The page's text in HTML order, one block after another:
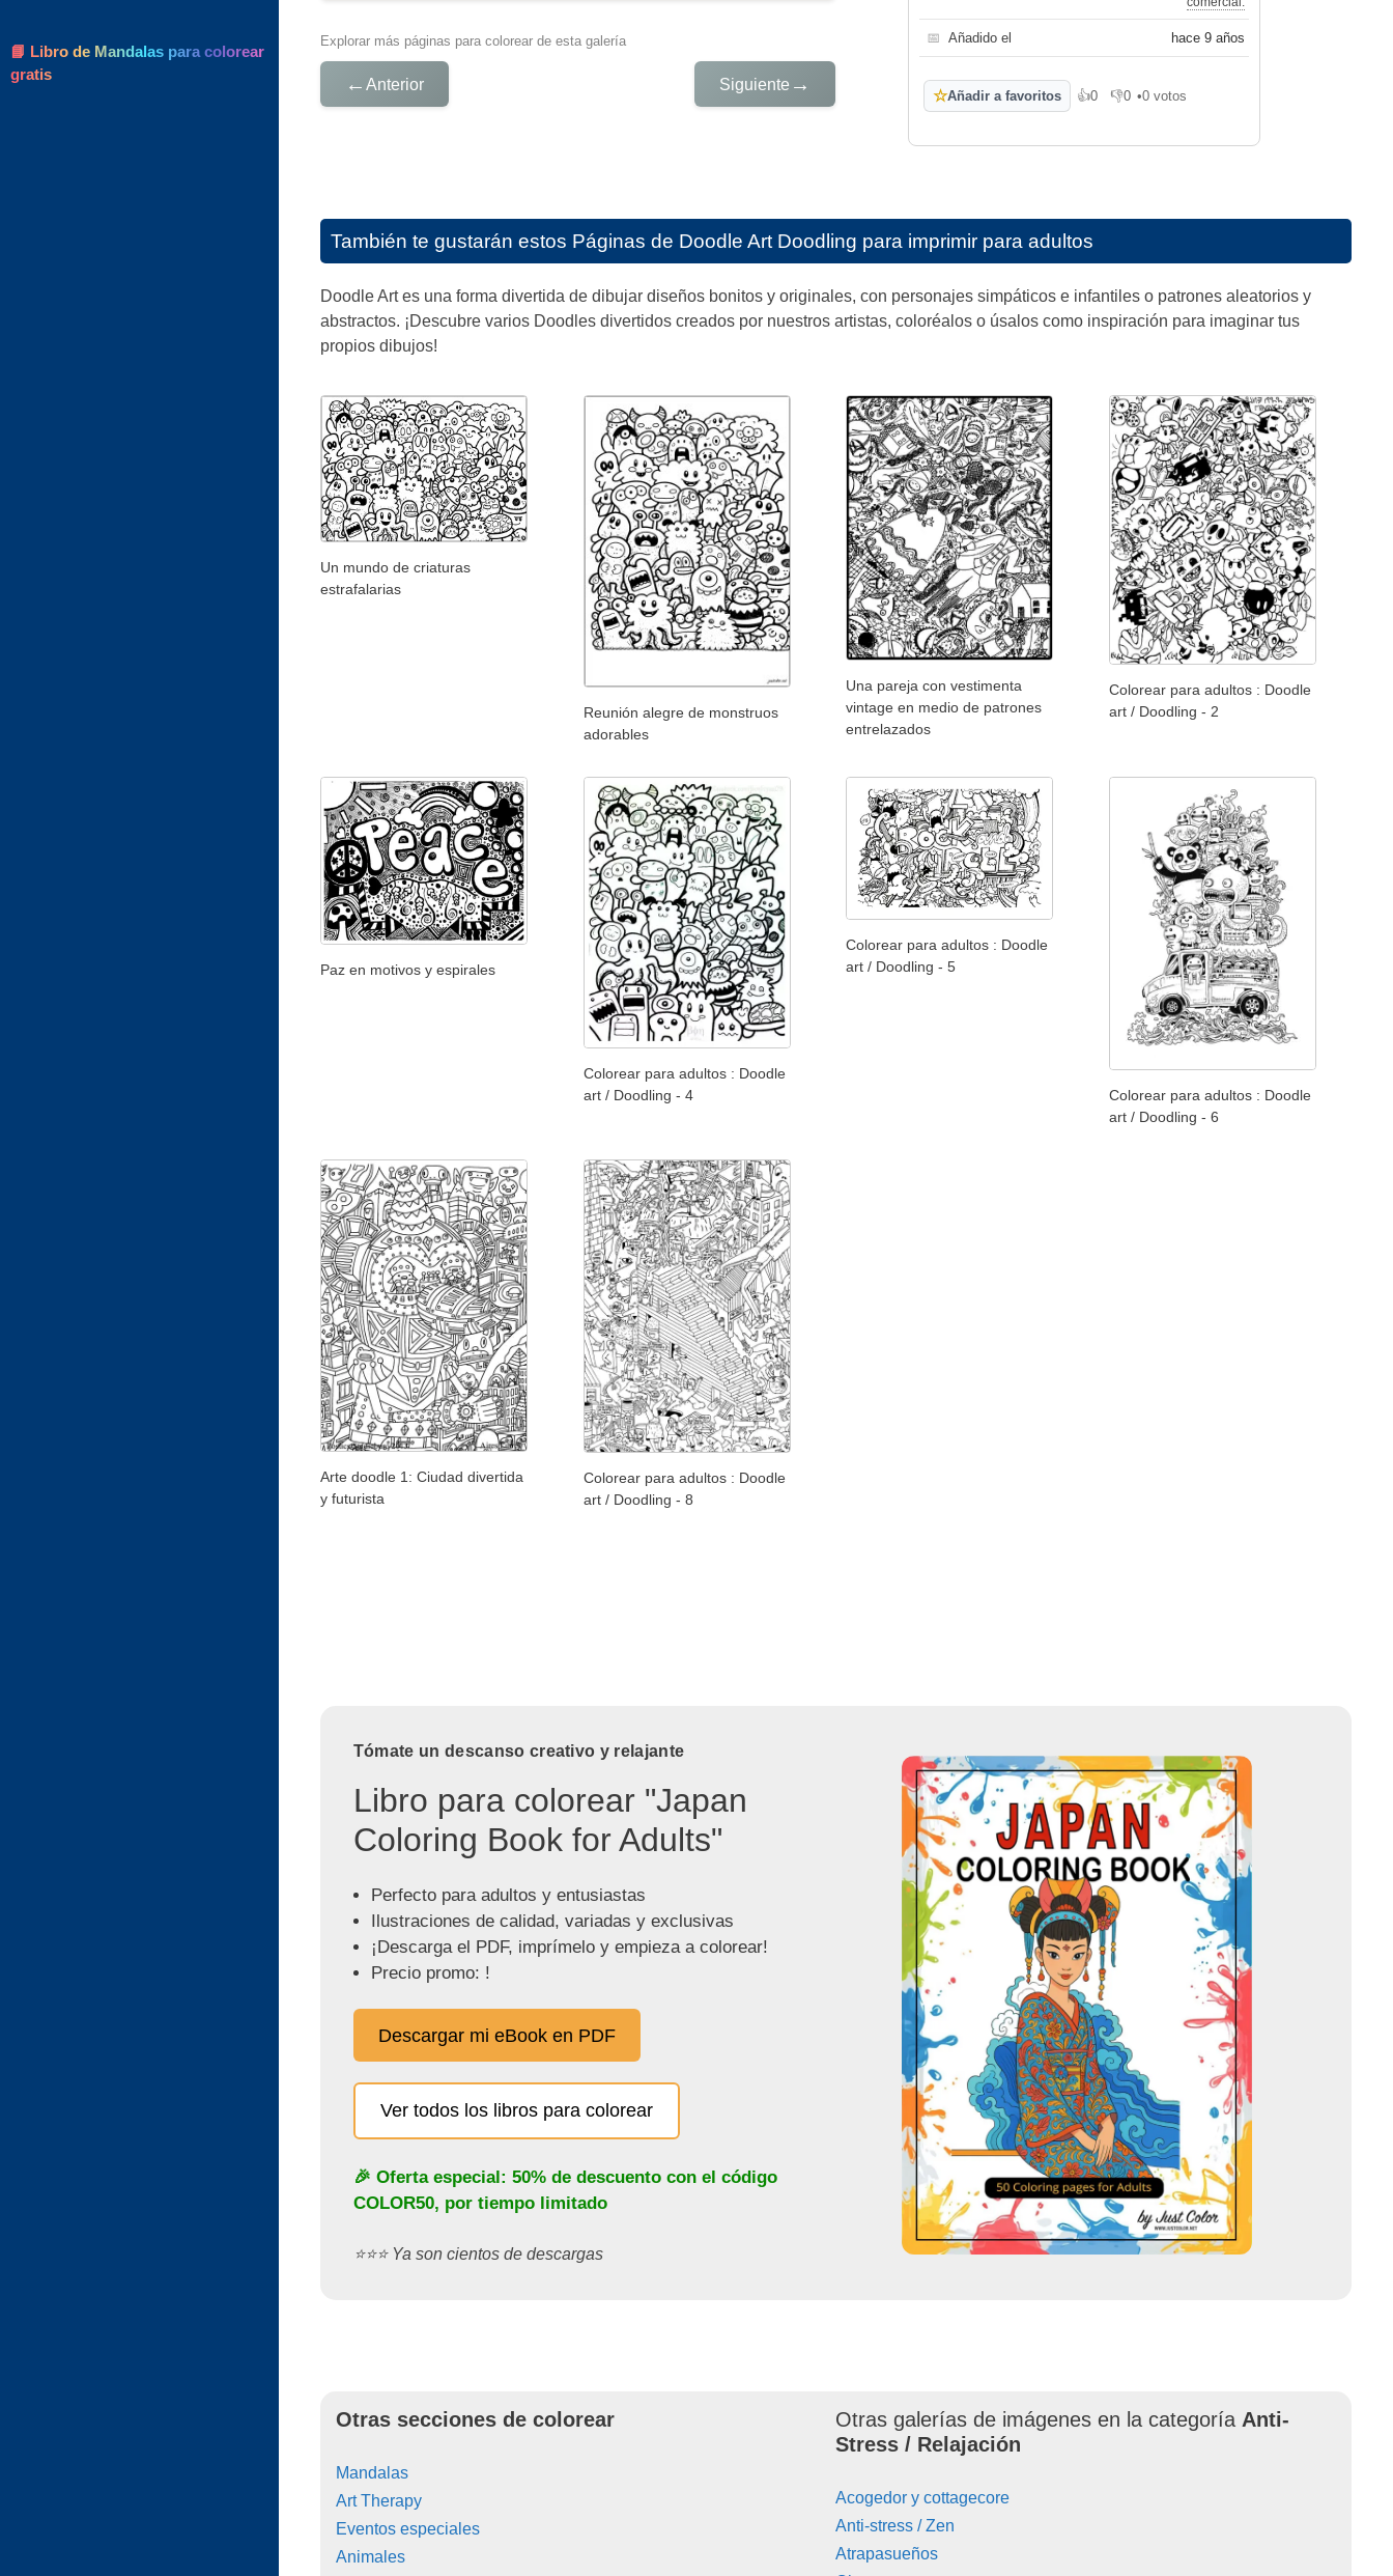
Explorar más páginas para colorear de esta galería
← Anterior Siguiente →
📅 Añadido el hace 9 años
☆Añadir a favoritos 👍0
Me gusta
👎0
No me gusta
•0 votos
También te gustarán estos Páginas de Doodle Art Doodling para imprimir para adultos
Doodle Art es una forma divertida de dibujar diseños bonitos y originales, con personajes simpáticos e infantiles o patrones aleatorios y
abstractos. ¡Descubre varios Doodles divertidos creados por nuestros artistas, coloréalos o úsalos como inspiración para imaginar tus
propios dibujos!
Un mundo de criaturas
estrafalarias
Reunión alegre de monstruos
adorables
Una pareja con vestimenta
vintage en medio de patrones
entrelazados
Colorear para adultos : Doodle
art / Doodling - 2
Paz en motivos y espirales
Colorear para adultos : Doodle
art / Doodling - 4
Colorear para adultos : Doodle
art / Doodling - 5
Colorear para adultos : Doodle
art / Doodling - 6
Arte doodle 1: Ciudad divertida
y futurista
Colorear para adultos : Doodle
art / Doodling - 8
Tómate un descanso creativo y relajante
Libro para colorear "Japan
Coloring Book for Adults"
Perfecto para adultos y entusiastas
Ilustraciones de calidad, variadas y exclusivas
¡Descarga el PDF, imprímelo y empieza a colorear!
Precio promo: !
Descargar mi eBook en PDF
Ver todos los libros para colorear
🎉 Oferta especial: 50% de descuento con el código
COLOR50, por tiempo limitado
⭐️⭐️⭐️ Ya son cientos de descargas
Otras secciones de colorear
Mandalas
Art Therapy
Eventos especiales
Animales
Otras galerías de imágenes en la categoría Anti-
Stress / Relajación
Acogedor y cottagecore
Anti-stress / Zen
Atrapasueños
📘 Libro de Mandalas para colorear
gratis